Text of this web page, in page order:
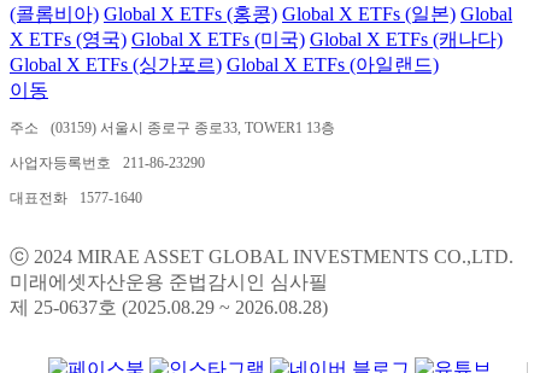
(콜롬비아) Global X ETFs (홍콩) Global X ETFs (일본) Global
X ETFs (영국) Global X ETFs (미국) Global X ETFs (캐나다)
Global X ETFs (싱가포르) Global X ETFs (아일랜드)
이동
주소 (03159) 서울시 종로구 종로33, TOWER1 13층
사업자등록번호 211-86-23290
대표전화 1577-1640
ⓒ 2024 MIRAE ASSET GLOBAL INVESTMENTS CO.,LTD.
미래에셋자산운용 준법감시인 심사필
제 25-0637호 (2025.08.29 ~ 2026.08.28)